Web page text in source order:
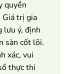
quyền
Giá trị gia
lưu ý, định
sàn cốt lõi.
xác, vui
thực thi